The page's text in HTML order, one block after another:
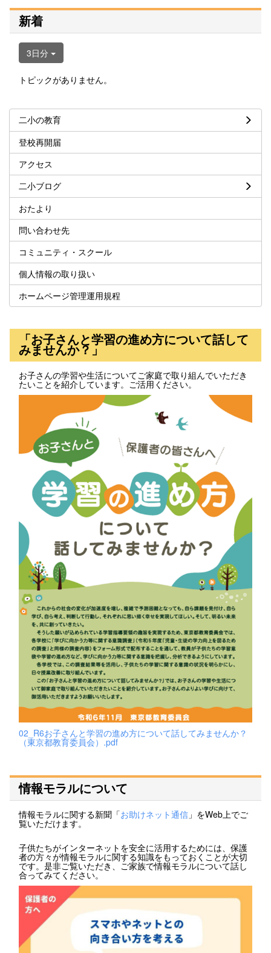
新着
3日分
トピックがありません。
二小の教育
登校再開届
アクセス
二小ブログ
おたより
問い合わせ先
コミュニティ・スクール
個人情報の取り扱い
ホームページ管理運用規程
「お子さんと学習の進め方について話して
みませんか？」
お子さんの学習や生活についてご家庭で取り組んでいただき
たいことを紹介しています。ご活用ください。
02_R6お子さんと学習の進め方について話してみませんか？
（東京都教育委員会）.pdf
情報モラルについて
情報モラルに関する新聞「お助けネット通信 」をWeb上でご
覧いただけます。
子供たちがインターネットを安全に活用するためには、保護
者の方々が情報モラルに関する知識をもっておくことが大切
です。是非ご覧いただき、ご家族で情報モラルについて話し
合ってみてください。